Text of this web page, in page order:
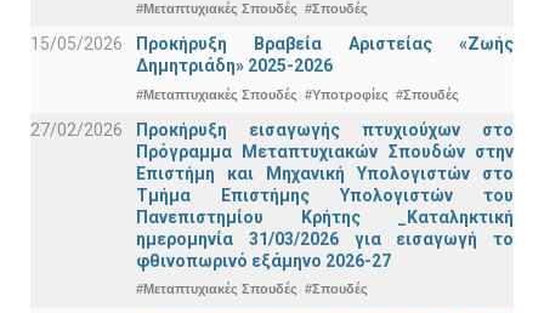
#Μεταπτυχιακές Σπουδές #Σπουδές
15/05/2026
Προκήρυξη Βραβεία Αριστείας «Ζωής
Δημητριάδη» 2025-2026
#Μεταπτυχιακές Σπουδές #Υποτροφίες #Σπουδές
27/02/2026
Προκήρυξη εισαγωγής πτυχιούχων στo
Πρόγραμμα Μεταπτυχιακών Σπουδών στην
Επιστήμη και Μηχανική Υπολογιστών στο
Τμήμα Eπιστήμης Υπολογιστών του
Πανεπιστημίου Κρήτης _Καταληκτική
ημερομηνία 31/03/2026 για εισαγωγή το
φθινοπωρινό εξάμηνο 2026-27
#Μεταπτυχιακές Σπουδές #Σπουδές